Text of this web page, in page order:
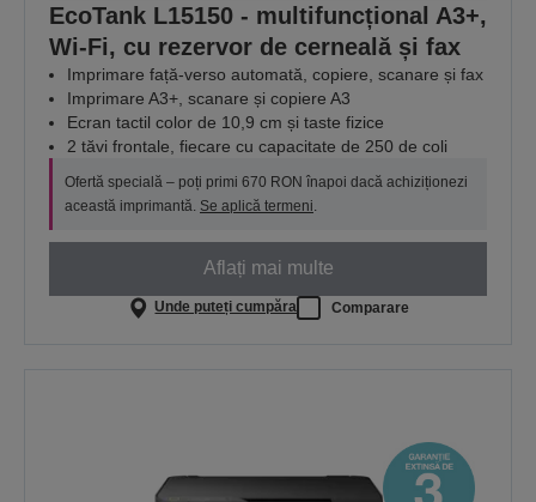
EcoTank L15150 - multifuncțional A3+,
Wi-Fi, cu rezervor de cerneală și fax
Imprimare față-verso automată, copiere, scanare și fax
Imprimare A3+, scanare și copiere A3
Ecran tactil color de 10,9 cm și taste fizice
2 tăvi frontale, fiecare cu capacitate de 250 de coli
Ofertă specială – poți primi 670 RON înapoi dacă achiziționezi
această imprimantă. Se aplică termeni
Aflați mai multe
Unde puteți cumpăra Comparare